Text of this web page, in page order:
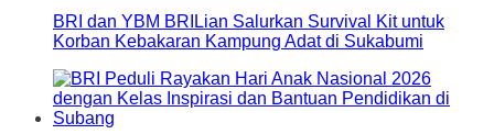
BRI dan YBM BRILian Salurkan Survival Kit untuk
Korban Kebakaran Kampung Adat di Sukabumi